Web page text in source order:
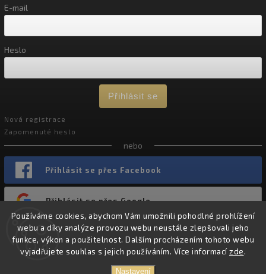
Používáme cookies, abychom Vám umožnili pohodlné prohlížení
webu a díky analýze provozu webu neustále zlepšovali jeho
funkce, výkon a použitelnost. Dalším procházením tohoto webu
vyjadřujete souhlas s jejich používáním. Více informacízde.
Nastavení
E-mail
Heslo
Přihlásit se
Nová registrace
Zapomenuté heslo
nebo
Přihlásit se přes Facebook
Přihlásit se přes Google
Chevron Nutrition. Všechna práva vyhrazena.